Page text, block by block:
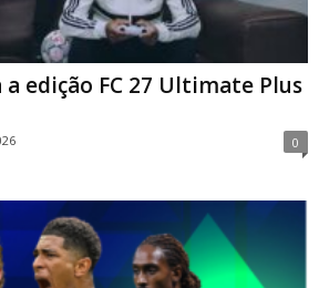
a edição FC 27 Ultimate Plus
0